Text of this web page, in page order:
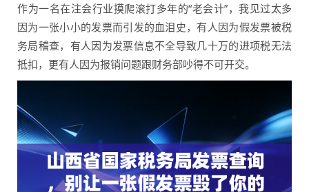
作为一名在注会行业摸爬滚打多年的“老会计”，我见过太多
因为一张小小的发票而引发的血泪史，有人因为假发票被税
务局稽查，有人因为发票信息不全导致几十万的进项税无法
抵扣，更有人因为报销问题跟财务部吵得不可开交。